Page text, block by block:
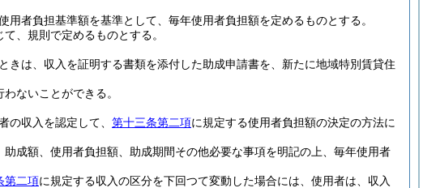
者負担基準額を基準として、毎年使用者負担額を定めるものとする。
、規則で定めるものとする。
きは、収入を証明する書類を添付した助成申請書を、新たに地域特別賃貸住
ないことができる。
の収入を認定して、 第十三条第二項に規定する使用者負担額の決定の方法に
成額、使用者負担額、助成期間その他必要な事項を明記の上、毎年使用者
第二項に規定する収入の区分を下回つて変動した場合には、使用者は、収入